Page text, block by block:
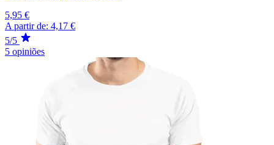
5,95 €
A partir de: 4,17 €
5/5
5 opiniões